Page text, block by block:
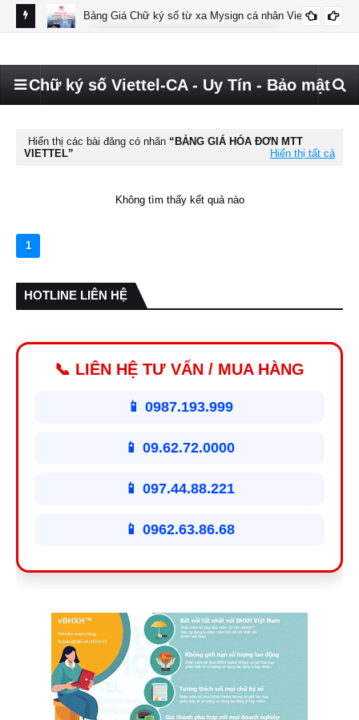
Bảng Giá Chữ ký số từ xa Mysign cá nhân Viettel
Chữ ký số Viettel-CA - Uy Tín - Bảo mật
Hiển thị các bài đăng có nhãn
BẢNG GIÁ HÓA ĐƠN MTT
VIETTEL
Hiển thị tất cả
Không tìm thấy kết quả nào
1
HOTLINE LIÊN HỆ
📞 LIÊN HỆ TƯ VẤN / MUA HÀNG
📱 0987.193.999
📱 09.62.72.0000
📱 097.44.88.221
📱 0962.63.86.68